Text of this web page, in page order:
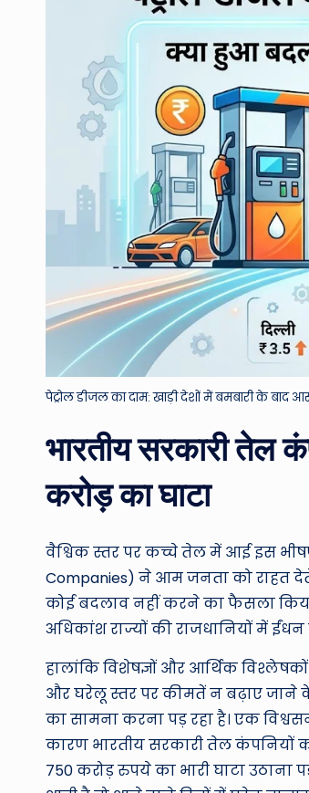
पेट्रोल डीजल का दाम: खाड़ी देशों में बमबारी के
भारतीय सरकारी तेल
करोड़ का घाटा
वैश्विक स्तर पर कच्चे तेल में आई इस
Companies) ने आम जनता को राहत
कोई बदलाव नहीं करने का फैसला
अधिकांश राज्यों की राजधानियों में
हालांकि विशेषज्ञों और आर्थिक
और घरेलू स्तर पर कीमतें न बढ़ाए जाने
का सामना करना पड़ रहा है। एक
कारण भारतीय सरकारी तेल कंपनियों
750 करोड़ रुपये का भारी घाटा उठाना